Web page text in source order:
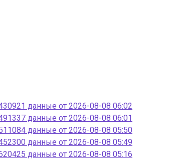
данные от 2026-08-08 06:02
данные от 2026-08-08 06:01
данные от 2026-08-08 05:50
данные от 2026-08-08 05:49
данные от 2026-08-08 05:16